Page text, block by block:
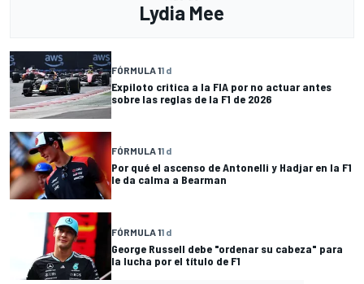
Lydia Mee
FÓRMULA 11 d
Expiloto critica a la FIA por no actuar antes
sobre las reglas de la F1 de 2026
FÓRMULA 11 d
Por qué el ascenso de Antonelli y Hadjar en la F1
le da calma a Bearman
FÓRMULA 11 d
George Russell debe "ordenar su cabeza" para
la lucha por el título de F1